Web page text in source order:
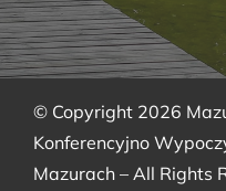
© Copyright 2026
Konferencyjno
Mazurach– All Rights